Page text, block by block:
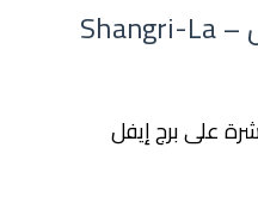
فندق شانغريلا باريس – Shangri-La